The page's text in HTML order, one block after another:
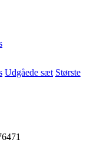
Udgåede sæt Største